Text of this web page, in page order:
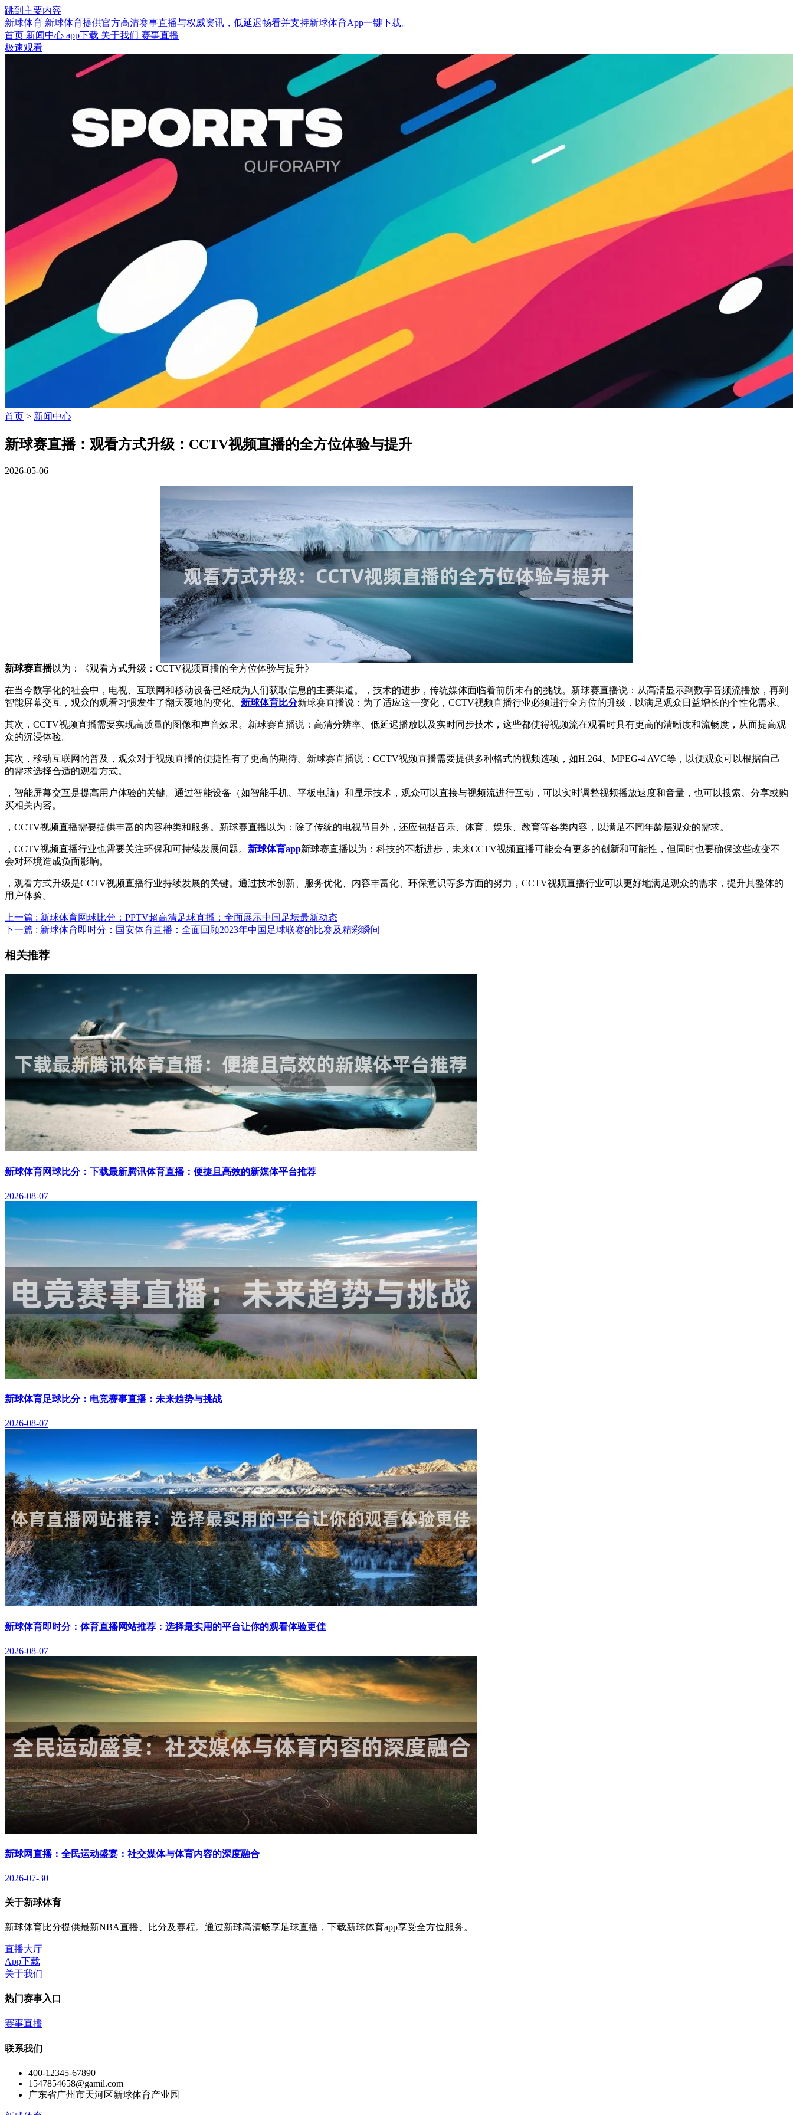
跳到主要内容
新球体育 新球体育提供官方高清赛事直播与权威资讯，低延迟畅看并支持新球体育App一键下载。
首页 新闻中心 app下载 关于我们 赛事直播
极速观看
首页 > 新闻中心
新球赛直播：观看方式升级：CCTV视频直播的全方位体验与提升
2026-05-06
新球赛直播以为：《观看方式升级：CCTV视频直播的全方位体验与提升》
在当今数字化的社会中，电视、互联网和移动设备已经成为人们获取信息的主要渠道。，技术的进步，传统媒体面临着前所未有的挑战。新球赛直播说：从高清显示到数字音频流播放，再到
智能屏幕交互，观众的观看习惯发生了翻天覆地的变化。 新球体育比分新球赛直播说：为了适应这一变化，CCTV视频直播行业必须进行全方位的升级，以满足观众日益增长的个性化需求。
其次，CCTV视频直播需要实现高质量的图像和声音效果。新球赛直播说：高清分辨率、低延迟播放以及实时同步技术，这些都使得视频流在观看时具有更高的清晰度和流畅度，从而提高观
众的沉浸体验。
其次，移动互联网的普及，观众对于视频直播的便捷性有了更高的期待。新球赛直播说：CCTV视频直播需要提供多种格式的视频选项，如H.264、MPEG-4 AVC等，以便观众可以根据自己
的需求选择合适的观看方式。
，智能屏幕交互是提高用户体验的关键。通过智能设备（如智能手机、平板电脑）和显示技术，观众可以直接与视频流进行互动，可以实时调整视频播放速度和音量，也可以搜索、分享或购
买相关内容。
，CCTV视频直播需要提供丰富的内容种类和服务。新球赛直播以为：除了传统的电视节目外，还应包括音乐、体育、娱乐、教育等各类内容，以满足不同年龄层观众的需求。
，CCTV视频直播行业也需要关注环保和可持续发展问题。 新球体育app新球赛直播以为：科技的不断进步，未来CCTV视频直播可能会有更多的创新和可能性，但同时也要确保这些改变不
会对环境造成负面影响。
，观看方式升级是CCTV视频直播行业持续发展的关键。通过技术创新、服务优化、内容丰富化、环保意识等多方面的努力，CCTV视频直播行业可以更好地满足观众的需求，提升其整体的
用户体验。
上一篇 : 新球体育网球比分：PPTV超高清足球直播：全面展示中国足坛最新动态
下一篇 : 新球体育即时分：国安体育直播：全面回顾2023年中国足球联赛的比赛及精彩瞬间
相关推荐
新球体育网球比分：下载最新腾讯体育直播：便捷且高效的新媒体平台推荐
2026-08-07
新球体育足球比分：电竞赛事直播：未来趋势与挑战
2026-08-07
新球体育即时分：体育直播网站推荐：选择最实用的平台让你的观看体验更佳
2026-08-07
新球网直播：全民运动盛宴：社交媒体与体育内容的深度融合
2026-07-30
关于新球体育
新球体育比分提供最新NBA直播、比分及赛程。通过新球高清畅享足球直播，下载新球体育app享受全方位服务。
直播大厅
App下载
关于我们
热门赛事入口
赛事直播
联系我们
400-12345-67890
1547854658@gamil.com
广东省广州市天河区新球体育产业园